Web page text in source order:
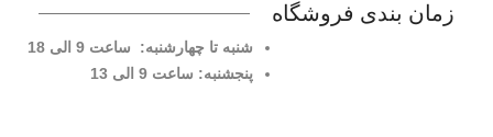
زمان بندی فروشگاه
شنبه تا چهارشنبه: ساعت 9 الی 18
پنجشنبه: ساعت 9 الی 13